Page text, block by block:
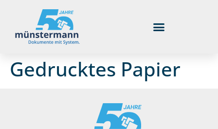
Gedrucktes Papier